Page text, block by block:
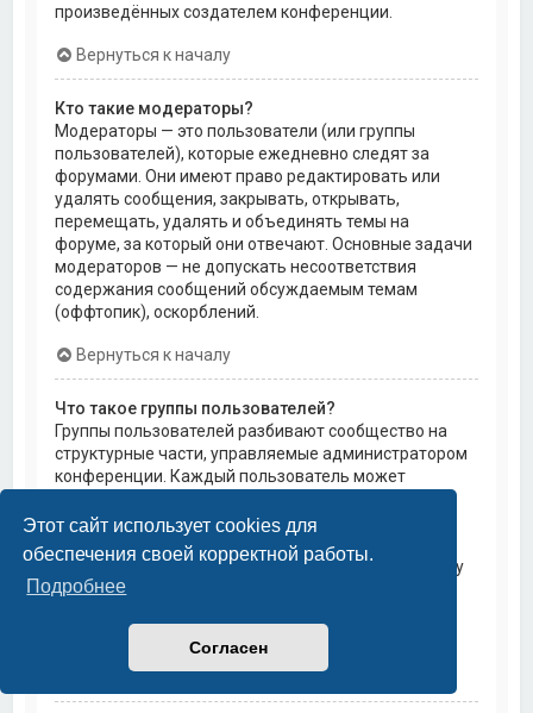
Этот сайт использует cookies для
обеспечения своей корректной работы.
Подробнее
Согласен
произведённых создателем конференции.
Вернуться к началу
Кто такие модераторы?
Модераторы — это пользователи (или группы
пользователей), которые ежедневно следят за
форумами. Они имеют право редактировать или
удалять сообщения, закрывать, открывать,
перемещать, удалять и объединять темы на
форуме, за который они отвечают. Основные задачи
модераторов — не допускать несоответствия
содержания сообщений обсуждаемым темам
(оффтопик), оскорблений.
Вернуться к началу
Что такое группы пользователей?
Группы пользователей разбивают сообщество на
структурные части, управляемые администратором
конференции. Каждый пользователь может
могут быть назначены индивидуальные права
доступа. Это облегчает администраторам
назначение прав доступа одновременно большому
количеству пользователей, например, изменение
пользователям доступа к приватным форумам.
Вернуться к началу